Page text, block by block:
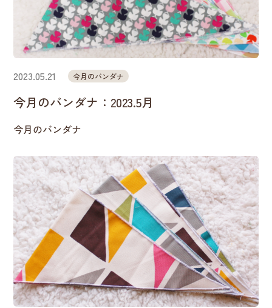
2023.05.21 今月のバンダナ
今月のバンダナ：2023.5月
今月のバンダナ